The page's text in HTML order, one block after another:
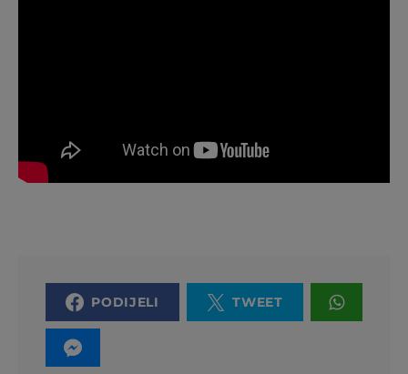
PODIJELI TWEET